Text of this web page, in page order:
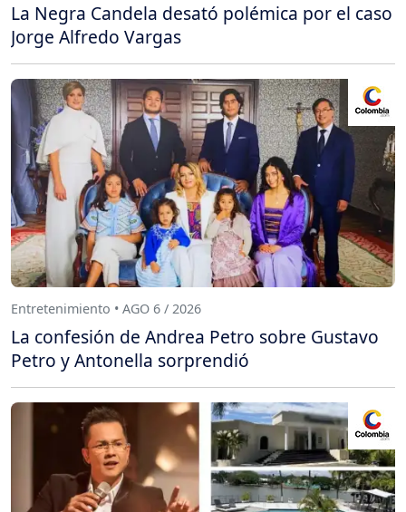
La Negra Candela desató polémica por el caso
Jorge Alfredo Vargas
Entretenimiento • AGO 6 / 2026
La confesión de Andrea Petro sobre Gustavo
Petro y Antonella sorprendió